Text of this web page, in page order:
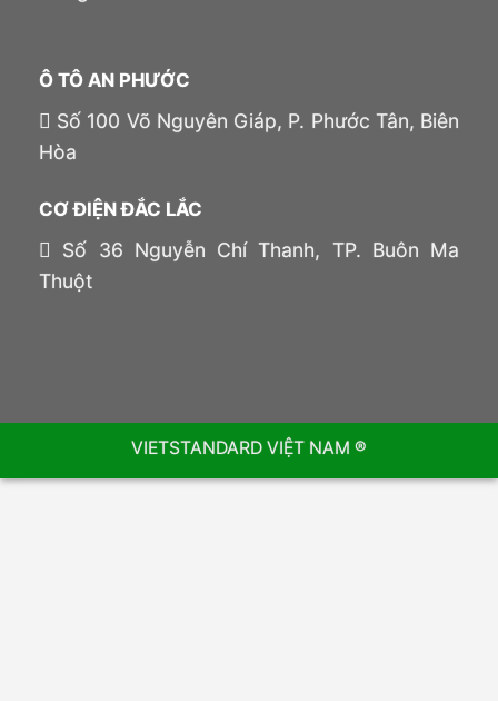
Ô TÔ AN PHƯỚC
Số 100 Võ Nguyên Giáp, P. Phước Tân, Biên
Hòa
CƠ ĐIỆN ĐẮC LẮC
Số 36 Nguyễn Chí Thanh, TP. Buôn Ma
Thuột
VIETSTANDARD VIỆT NAM ®